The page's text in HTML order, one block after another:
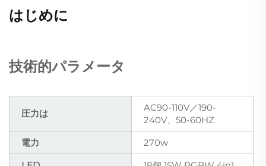
はじめに
技術的パラメータ
圧力は
AC90-110V／190-
240V、50-60HZ
電力
270w